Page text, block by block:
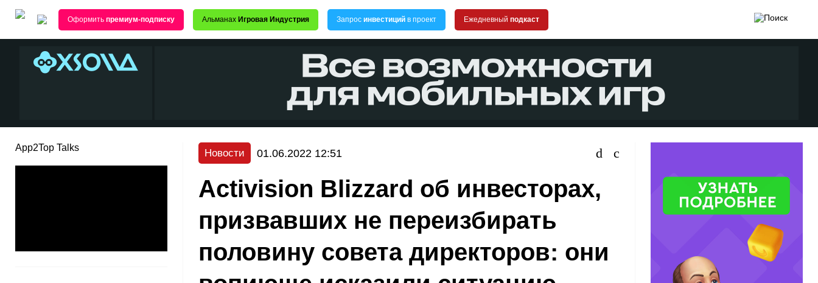
Оформить премиум-подписку Альманах Игровая Индустрия Запрос инвестиций в проект Ежедневный подкаст
App2Top Talks Новости 01.06.2022 12:51
Activision Blizzard об инвесторах,
призвавших не переизбирать
половину совета директоров: они